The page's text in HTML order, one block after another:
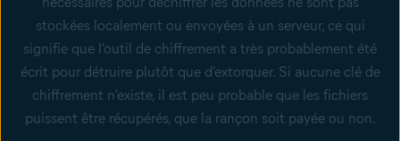
stockées localement ou envoyées à un serveur, ce qui
signifie que l'outil de chiffrement a très probablement été
écrit pour détruire plutôt que d'extorquer. Si aucune clé de
chiffrement n'existe, il est peu probable que les fichiers
puissent être récupérés, que la rançon soit payée ou non.